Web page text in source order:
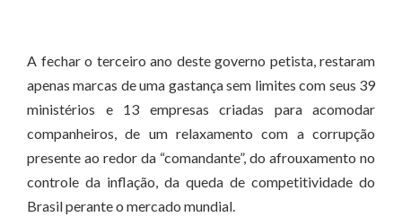
A fechar o terceiro ano deste governo petista, restaram
apenas marcas de uma gastança sem limites com seus 39
ministérios e 13 empresas criadas para acomodar
companheiros, de um relaxamento com a corrupção
presente ao redor da “comandante”, do afrouxamento no
controle da inflação, da queda de competitividade do
Brasil perante o mercado mundial.